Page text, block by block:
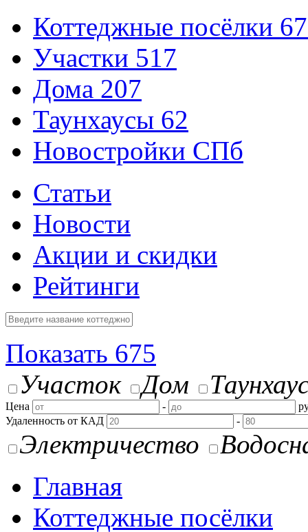
Коттеджные посёлки
Участки 517
Дома 207
Таунхаусы 62
Новостройки СПб
Статьи
Новости
Акции и скидки
Рейтинги
Показать 675
Участок
Дом
Цена -
Удаленность от КАД
-
Электричество
Главная
Коттеджные посёлки